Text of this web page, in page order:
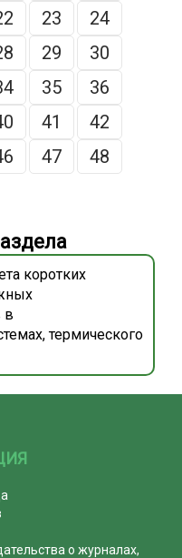
23
24
29
30
35
36
41
42
47 48
коротких
в
термического
о журналах,